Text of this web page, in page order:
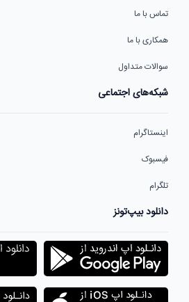
تماس با ما
همکاری با ما
سوالات متداول
شبکه‌های اجتماعی
اینستاگرام
فیسبوک
تلگرام
دانلود بیپ‌تونز